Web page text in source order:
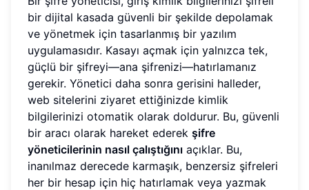
bir dijital kasada güvenli bir şekilde depolamak
ve yönetmek için tasarlanmış bir yazılım
uygulamasıdır. Kasayı açmak için yalnızca tek,
güçlü bir şifreyi—ana şifrenizi—hatırlamanız
gerekir. Yönetici daha sonra gerisini halleder,
web sitelerini ziyaret ettiğinizde kimlik
bilgilerinizi otomatik olarak doldurur. Bu, güvenli
bir aracı olarak hareket ederek şifre
yöneticilerinin nasıl çalıştığını açıklar. Bu,
inanılmaz derecede karmaşık, benzersiz şifreleri
her bir hesap için hiç hatırlamak veya yazmak